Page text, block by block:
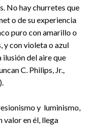
No hay churretes que
o de su experiencia
puro con amarillo o
y con violeta o azul
ilusión del aire que
C. Philips, Jr.,
y luminismo,
valor en él, llega